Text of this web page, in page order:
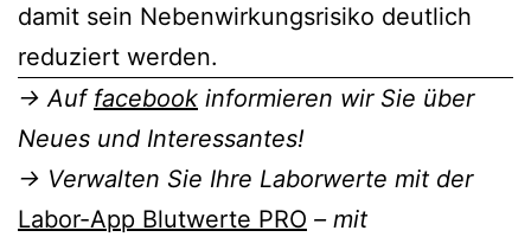
damit sein Nebenwirkungsrisiko deutlich
reduziert werden.
→ Auf facebook informieren wir Sie über
Neues und Interessantes!
→ Verwalten Sie Ihre Laborwerte mit der
Labor-App Blutwerte PRO – mit